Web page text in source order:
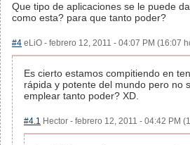
Que tipo de aplicaciones se le puede
como esta? para que tanto poder?
#4 eLiO - febrero 12, 2011 - 04:07 PM (16:07
Es cierto estamos compitiendo en
rápida y potente del mundo pero no
emplear tanto poder? XD.
#4.1 Hector - febrero 12, 2011 - 04:42 PM